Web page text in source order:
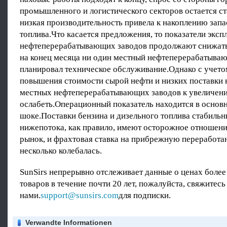
промышленного и логистического секторов остается
низкая производительность привела к накоплению
топлива.Что касается предложения, то показатели
нефтеперерабатывающих заводов продолжают
на конец месяца ни один местный
планировал техническое обслуживание.Однако с
повышения стоимости сырой нефти и низких поставки
местных нефтеперерабатывающих заводов к
ослабеть.Операционный показатель находится в
шоке.Поставки бензина и дизельного топлива
нижепотока, как правило, имеют осторожное
рынок, и фрахтовая ставка на прибрежную
несколько колебалась.
SunSirs непрерывно отслеживает данные о ценах
товаров в течение почти 20 лет, пожалуйста, свяжитесь
нами.support@sunsirs.comдля подписки.
Verwandte Informationen